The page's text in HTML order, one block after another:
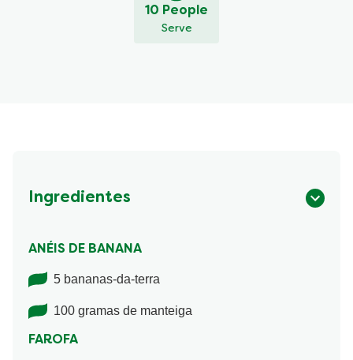
10 People
Serve
Ingredientes
ANÉIS DE BANANA
5 bananas-da-terra
100 gramas de manteiga
FAROFA